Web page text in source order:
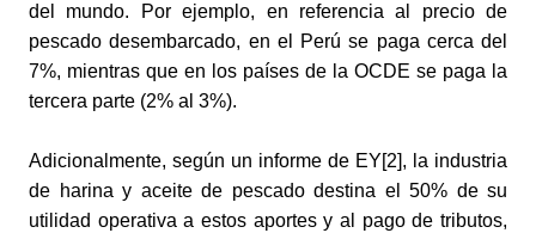
del mundo. Por ejemplo, en referencia al precio de
pescado desembarcado, en el Perú se paga cerca del
7%, mientras que en los países de la OCDE se paga la
tercera parte (2% al 3%).
Adicionalmente, según un informe de EY[2], la industria
de harina y aceite de pescado destina el 50% de su
utilidad operativa a estos aportes y al pago de tributos,